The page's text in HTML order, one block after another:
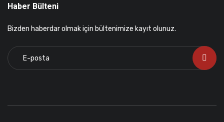
Haber Bülteni
Bizden haberdar olmak için bültenimize kayıt olunuz.